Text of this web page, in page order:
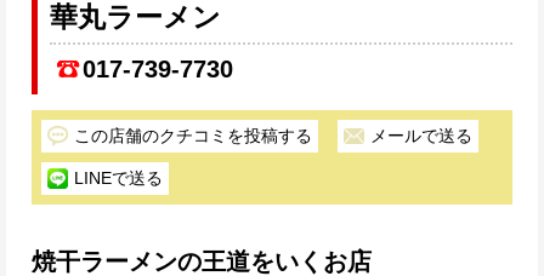
華丸ラーメン
017-739-7730
この店舗のクチコミを投稿する メールで送る
LINEで送る
焼干ラーメンの王道をいくお店